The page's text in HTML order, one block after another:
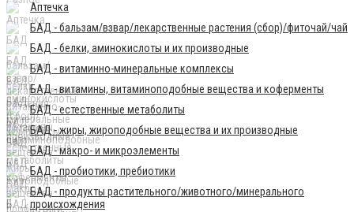
Аптечка
БАД - бальзам/взвар/лекарственные растения (сбор)/фиточай/чай
БАД - белки, аминокислоты и их производные
БАД - витаминно-минеральные комплексы
БАД - витамины, витаминоподобные вещества и коферменты
БАД - естественные метаболиты
БАД - жиры, жироподобные вещества и их производные
БАД - макро- и микроэлементы
БАД - пробиотики, пребиотики
БАД - продукты растительного/животного/минерального
происхождения